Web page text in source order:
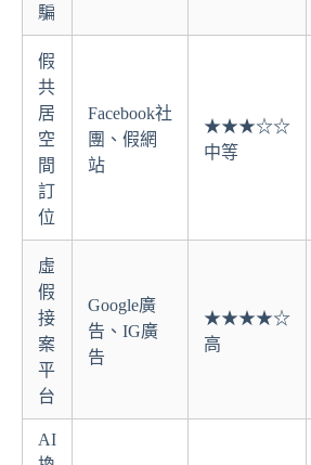
騙
假
共
居
空
間
訂
位
Facebook社
團、假網
站
★★★☆☆
中等
虛
假
接
案
平
台
Google廣
告、IG廣
告
★★★★☆
高
AI